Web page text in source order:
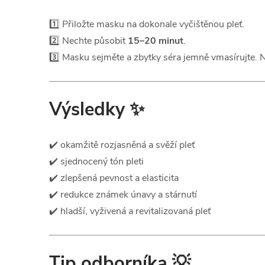
1️⃣ Přiložte masku na dokonale vyčištěnou pleť.
2️⃣ Nechte působit15–20 minut.
3️⃣ Masku sejměte a zbytky séra jemně vmasírujte.
Výsledky✨
✔️ okamžitě rozjasněná a svěží pleť
✔️ sjednocený tón pleti
✔️ zlepšená pevnost a elasticita
✔️ redukce známek únavy a stárnutí
✔️ hladší, vyživená a revitalizovaná pleť